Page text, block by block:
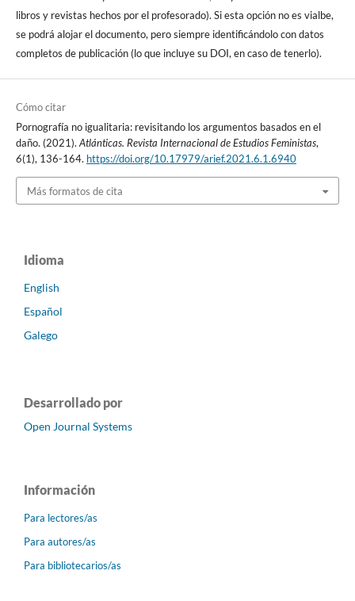
libros y revistas hechos por el profesorado). Si esta opción no es vialbe,
se podrá alojar el documento, pero siempre identificándolo con datos
completos de publicación (lo que incluye su DOI, en caso de tenerlo).
Cómo citar
Pornografía no igualitaria: revisitando los argumentos basados en el
daño. (2021).Atlánticas. Revista Internacional de Estudios Feministas,
6(1), 136-164. https://doi.org/10.17979/arief.2021.6.1.6940
Más formatos de cita
Idioma
English
Español
Galego
Desarrollado por
Open Journal Systems
Información
Para lectores/as
Para autores/as
Para bibliotecarios/as